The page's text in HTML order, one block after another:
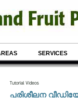
SERVICES
Tutorial Videos
പരിശീലന